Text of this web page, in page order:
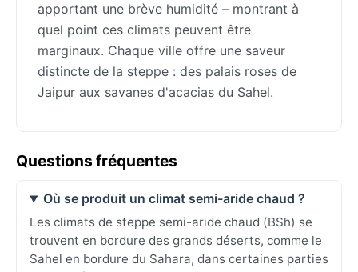
apportant une brève humidité – montrant à
quel point ces climats peuvent être
marginaux. Chaque ville offre une saveur
distincte de la steppe : des palais roses de
Jaipur aux savanes d'acacias du Sahel.
Questions fréquentes
Où se produit un climat semi-aride chaud ?
Les climats de steppe semi-aride chaud (BSh) se
trouvent en bordure des grands déserts, comme le
Sahel en bordure du Sahara, dans certaines parties